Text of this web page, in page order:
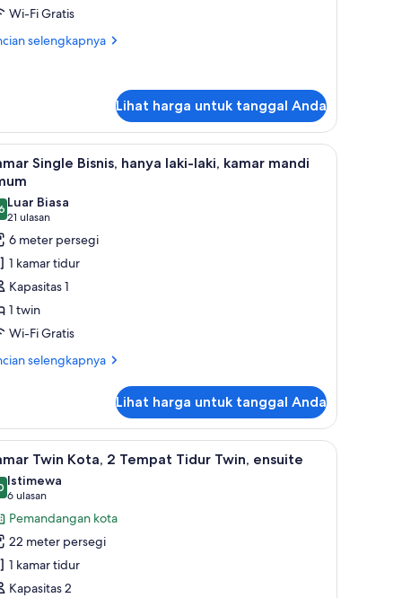
Wi-Fi Gratis
selengkapnya
Lihat harga untuk tanggal Anda
dan brankasekstra lembut, dan brankasSeprai premium, selimut bulu angsa,
6
Single Bisnis, hanya laki-laki, kamar mandi
dari 10
Luar Biasa
21 ulasan
(21
ulasan)
6 meter persegi
1 kamar tidur
Kapasitas 1
1 twin
Wi-Fi Gratis
selengkapnya
Lihat harga untuk tanggal Anda
selimut bulu angsa, bantalan ekstra lembut, dan brankas
Kamar Twin Kota, 2 Tempat Tidur Twin,
6 Twin Kota, 2 Tempat Tidur Twin, ensuite
dari 10
Istimewa
6 ulasan
(6
ulasan)
Pemandangan kota
22 meter persegi
1 kamar tidur
Kapasitas 2